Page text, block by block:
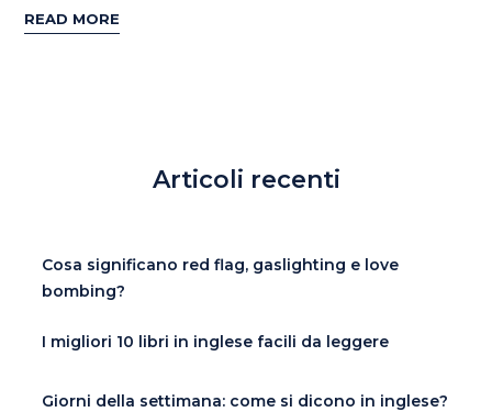
READ MORE
Articoli recenti
Cosa significano red flag, gaslighting e love
bombing?
I migliori 10 libri in inglese facili da leggere
Giorni della settimana: come si dicono in inglese?